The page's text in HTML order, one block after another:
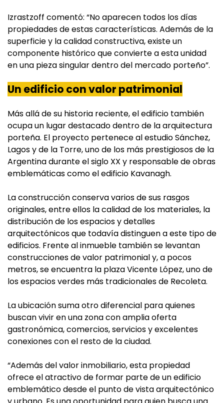
Izrastzoff comentó: “No aparecen todos los días
propiedades de estas características. Además de la
superficie y la calidad constructiva, existe un
componente histórico que convierte a esta unidad
en una pieza singular dentro del mercado porteño”.
Un edificio con valor patrimonial
Más allá de su historia reciente, el edificio también
ocupa un lugar destacado dentro de la arquitectura
porteña. El proyecto pertenece al estudio Sánchez,
Lagos y de la Torre, uno de los más prestigiosos de la
Argentina durante el siglo XX y responsable de obras
emblemáticas como el edificio Kavanagh.
La construcción conserva varios de sus rasgos
originales, entre ellos la calidad de los materiales, la
distribución de los espacios y detalles
arquitectónicos que todavía distinguen a este tipo de
edificios. Frente al inmueble también se levantan
construcciones de valor patrimonial y, a pocos
metros, se encuentra la plaza Vicente López, uno de
los espacios verdes más tradicionales de Recoleta.
La ubicación suma otro diferencial para quienes
buscan vivir en una zona con amplia oferta
gastronómica, comercios, servicios y excelentes
conexiones con el resto de la ciudad.
“Además del valor inmobiliario, esta propiedad
ofrece el atractivo de formar parte de un edificio
emblemático desde el punto de vista arquitectónico